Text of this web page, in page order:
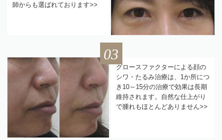
師からも選ばれております>>
グロースファクターによる顔の
シワ・たるみ治療は、1か所につ
き10～15分の治療で効果は長期
維持されます。自然な仕上がり
で腫れもほとんどありません>>
03